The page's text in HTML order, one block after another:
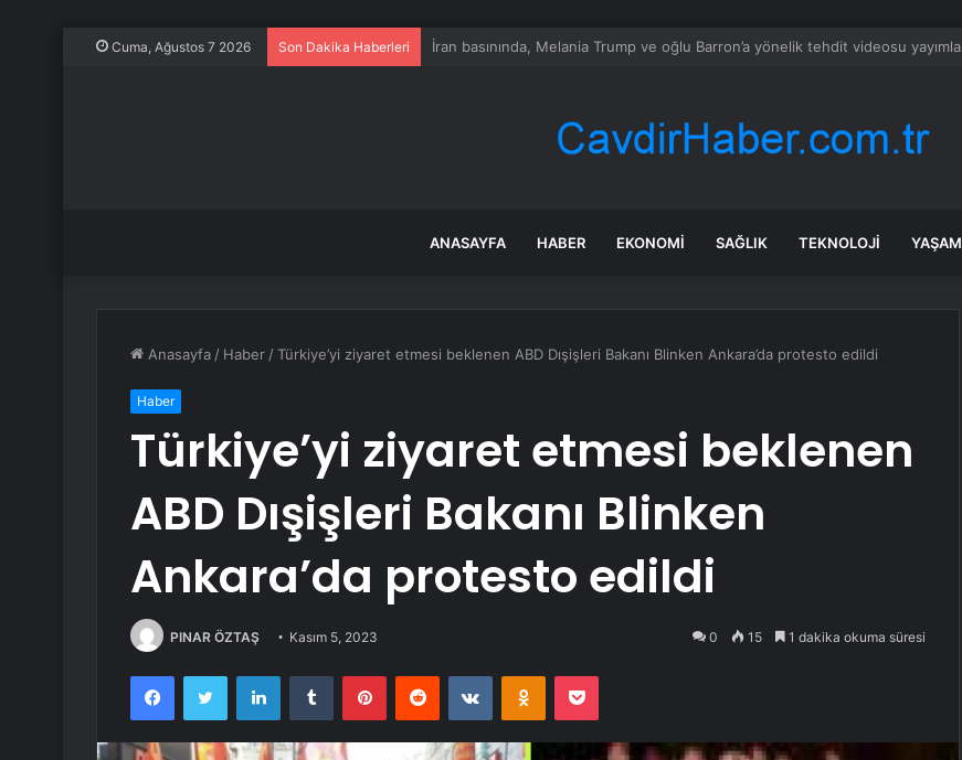
Cuma, Ağustos 7 2026 Son Dakika Haberleri Ankara’da Eğitim Helikopteri Düştü: 2 Kişi Yaralandı
ANASAYFA HABER EKONOMI SAĞLIK TEKNOLOJI YAŞAM
Anasayfa / Haber /Türkiye’yi ziyaret etmesi beklenen ABD Dışişleri Bakanı Blinken Ankara’da protesto edildi
Haber
Türkiye’yi ziyaret etmesi beklenen
ABD Dışişleri Bakanı Blinken
Ankara’da protesto edildi
PINAR ÖZTAŞ Kasım 5, 2023 0 15 1 dakika okuma süresi
FacebookTwitter LinkedInTumblr PinterestReddit VKontakteOdnoklassniki
Pocket